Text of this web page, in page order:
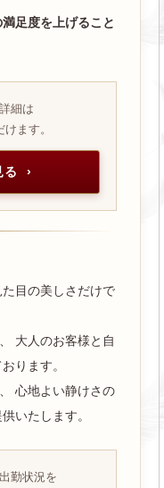
足度を上げること
細は
ます。
る ›
目の美しさだけで
大人のお客様と自
ります。
心地よい静けさの
いたします。
勤状況を